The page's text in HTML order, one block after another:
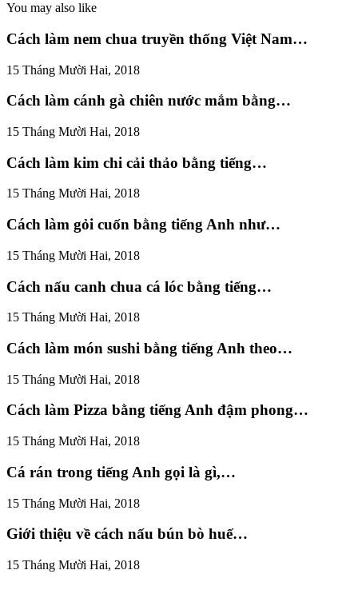
You may also like
Cách làm nem chua truyền thống Việt Nam…
15 Tháng Mười Hai, 2018
Cách làm cánh gà chiên nước mắm bằng…
15 Tháng Mười Hai, 2018
Cách làm kim chi cải thảo bằng tiếng…
15 Tháng Mười Hai, 2018
Cách làm gỏi cuốn bằng tiếng Anh như…
15 Tháng Mười Hai, 2018
Cách nấu canh chua cá lóc bằng tiếng…
15 Tháng Mười Hai, 2018
Cách làm món sushi bằng tiếng Anh theo…
15 Tháng Mười Hai, 2018
Cách làm Pizza bằng tiếng Anh đậm phong…
15 Tháng Mười Hai, 2018
Cá rán trong tiếng Anh gọi là gì,…
15 Tháng Mười Hai, 2018
Giới thiệu về cách nấu bún bò huế…
15 Tháng Mười Hai, 2018